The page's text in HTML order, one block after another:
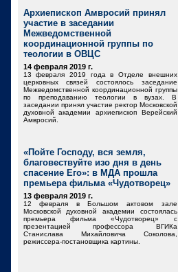
Архиепископ Амвросий принял
участие в заседании
Межведомственной
координационной группы по
теологии в ОВЦС
14 февраля 2019 г.
13 февраля 2019 года в Отделе внешних
церковных связей состоялось заседание
Межведомственной координационной группы
по преподаванию теологии в вузах. В
заседании принял участие ректор Московской
духовной академии архиепископ Верейский
Амвросий.
«Пойте Господу, вся земля,
благовествуйте изо дня в день
спасение Его»: в МДА прошла
премьера фильма «Чудотворец»
13 февраля 2019 г.
12 февраля в Большом актовом зале
Московской духовной академии состоялась
премьера фильма «Чудотворец» с
презентацией профессора ВГИКа
Станислава Михайловича Соколова,
режиссера-постановщика картины.